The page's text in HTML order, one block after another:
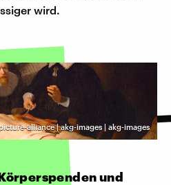
wird.
alliance | akg-images | akg-images
und